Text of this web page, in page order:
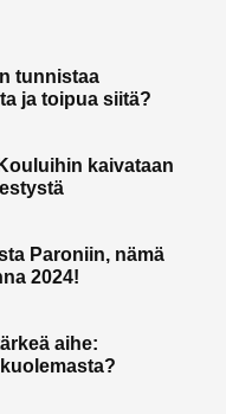
tunnistaa
ja toipua siitä?
kaivataan
Paroniin, nämä
2024!
aihe: